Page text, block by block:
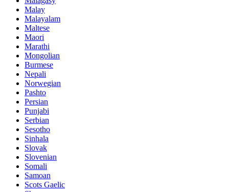
Malay
Malayalam
Maltese
Maori
Marathi
Mongolian
Burmese
Nepali
Norwegian
Pashto
Persian
Punjabi
Serbian
Sesotho
Sinhala
Slovak
Slovenian
Somali
Samoan
Scots Gaelic